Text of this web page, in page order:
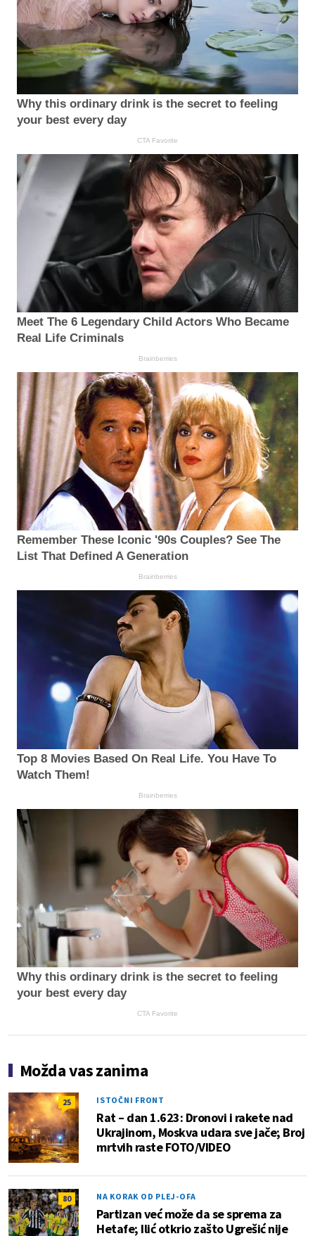
Why this ordinary drink is the secret to feeling
your best every day
CTA Favorite
Meet The 6 Legendary Child Actors Who Became
Real Life Criminals
Brainberries
Remember These Iconic '90s Couples? See The
List That Defined A Generation
Brainberries
Top 8 Movies Based On Real Life. You Have To
Watch Them!
Brainberries
Why this ordinary drink is the secret to feeling
your best every day
CTA Favorite
Možda vas zanima
25 ISTOČNI FRONT
Rat – dan 1.623: Dronovi i rakete nad
Ukrajinom, Moskva udara sve jače; Broj
mrtvih raste FOTO/VIDEO
80 NA KORAK OD PLEJ-OFA
Partizan već može da se sprema za
Hetafe; Ilić otkrio zašto Ugrešić nije